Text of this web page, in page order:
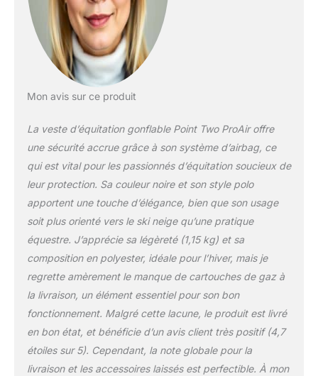
Mon avis sur ce produit
La veste d’équitation gonflable Point Two ProAir offre
une sécurité accrue grâce à son système d’airbag, ce
qui est vital pour les passionnés d’équitation soucieux de
leur protection. Sa couleur noire et son style polo
apportent une touche d’élégance, bien que son usage
soit plus orienté vers le ski neige qu’une pratique
équestre. J’apprécie sa légèreté (1,15 kg) et sa
composition en polyester, idéale pour l’hiver, mais je
regrette amèrement le manque de cartouches de gaz à
la livraison, un élément essentiel pour son bon
fonctionnement. Malgré cette lacune, le produit est livré
en bon état, et bénéficie d’un avis client très positif (4,7
étoiles sur 5). Cependant, la note globale pour la
livraison et les accessoires laissés est perfectible. À mon